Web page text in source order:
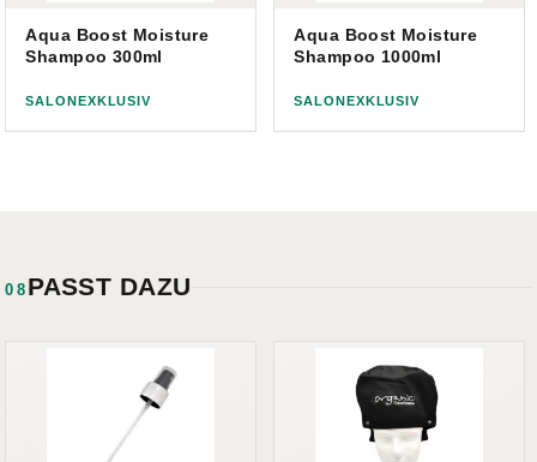
Aqua Boost Moisture
Shampoo 300ml
SALONEXKLUSIV
Aqua Boost Moisture
Shampoo 1000ml
SALONEXKLUSIV
08 PASST DAZU